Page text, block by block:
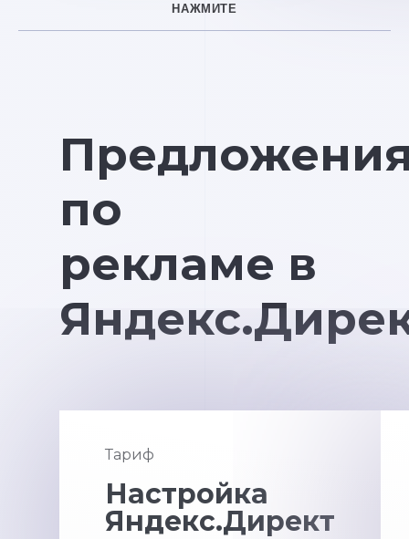
НАЖМИТЕ
по
рекламе в
Тариф
Настройка
Яндекс.Директ